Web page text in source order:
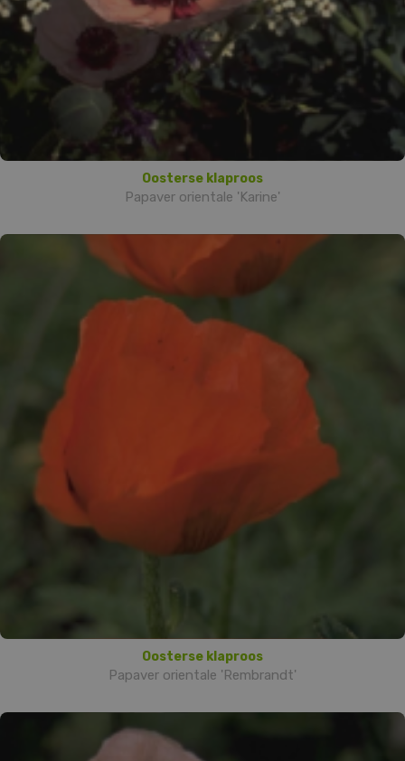
Oosterse klaproos
Papaver orientale 'Karine'
Oosterse klaproos
Papaver orientale 'Rembrandt'